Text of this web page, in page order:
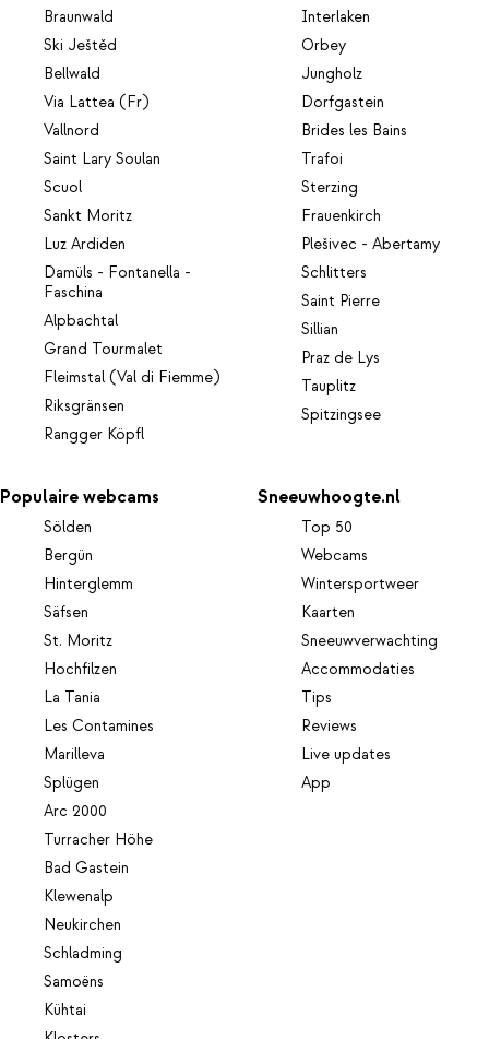
Braunwald
Ski Ještěd
Bellwald
Via Lattea (Fr)
Vallnord
Saint Lary Soulan
Scuol
Sankt Moritz
Luz Ardiden
Damüls - Fontanella -
Faschina
Alpbachtal
Grand Tourmalet
Fleimstal (Val di Fiemme)
Riksgränsen
Rangger Köpfl
Interlaken
Orbey
Jungholz
Dorfgastein
Brides les Bains
Trafoi
Sterzing
Frauenkirch
Plešivec - Abertamy
Schlitters
Saint Pierre
Sillian
Praz de Lys
Tauplitz
Spitzingsee
Populaire webcams
Sölden
Bergün
Hinterglemm
Säfsen
St. Moritz
Hochfilzen
La Tania
Les Contamines
Marilleva
Splügen
Arc 2000
Turracher Höhe
Bad Gastein
Klewenalp
Neukirchen
Schladming
Samoëns
Kühtai
Sneeuwhoogte.nl
Top 50
Webcams
Wintersportweer
Kaarten
Sneeuwverwachting
Accommodaties
Tips
Reviews
Live updates
App